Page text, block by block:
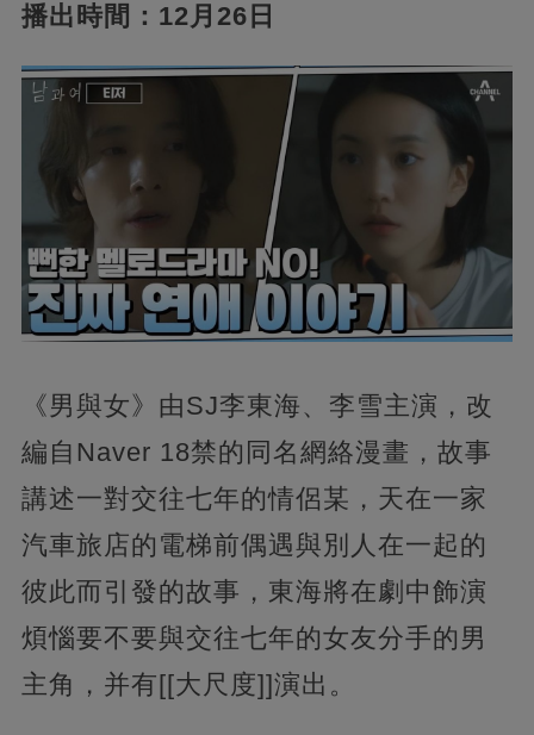
播出時間：12月26日
《男與女》由SJ李東海、李雪主演，改
編自Naver 18禁的同名網絡漫畫，故事
講述一對交往七年的情侶某，天在一家
汽車旅店的電梯前偶遇與別人在一起的
彼此而引發的故事，東海將在劇中飾演
煩惱要不要與交往七年的女友分手的男
主角，并有[[大尺度]]演出。